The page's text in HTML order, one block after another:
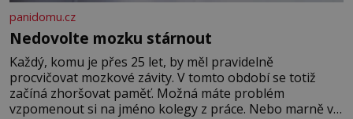
panidomu.cz
Nedovolte mozku stárnout
Každý, komu je přes 25 let, by měl pravidelně
procvičovat mozkové závity. V tomto období se totiž
začíná zhoršovat paměť. Možná máte problém
vzpomenout si na jméno kolegy z práce. Nebo marně v